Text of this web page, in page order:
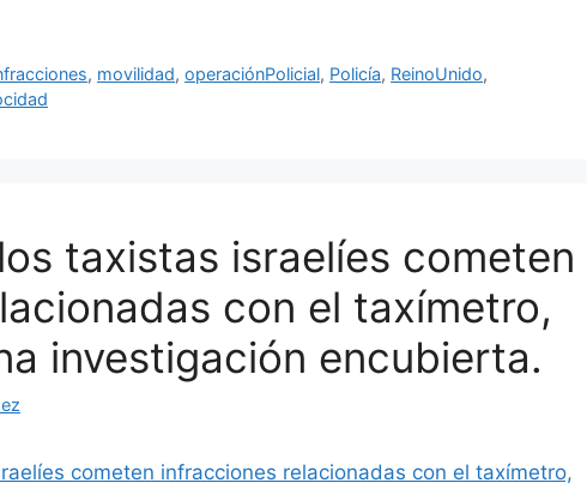
, movilidad,operaciónPolicial, Policía, ReinoUnido,
taxistas israelíes cometen
con el taxímetro,
investigación encubierta.